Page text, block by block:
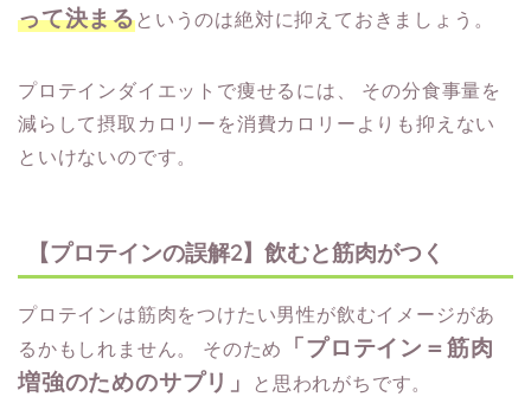
って決まるというのは絶対に抑えておきましょう。
プロテインダイエットで痩せるには、
その分食事量を
減らして摂取カロリーを消費カロリーよりも抑えない
といけないのです。
【プロテインの誤解2】飲むと筋肉がつく
プロテインは筋肉をつけたい男性が飲むイメージがあ
るかもしれません。
そのため
「プロテイン＝筋肉
増強のためのサプリ」
と思われがちです。